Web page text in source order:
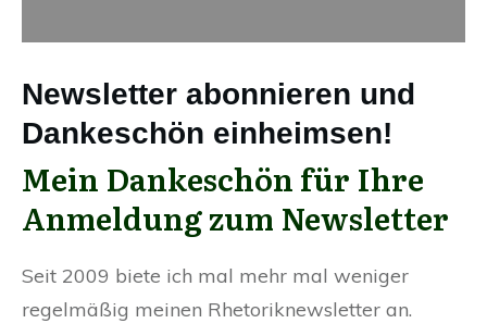
Newsletter abonnieren und
Dankeschön einheimsen!
Mein Dankeschön für Ihre
Anmeldung zum Newsletter
Seit 2009 biete ich mal mehr mal weniger
regelmäßig meinen Rhetoriknewsletter an.